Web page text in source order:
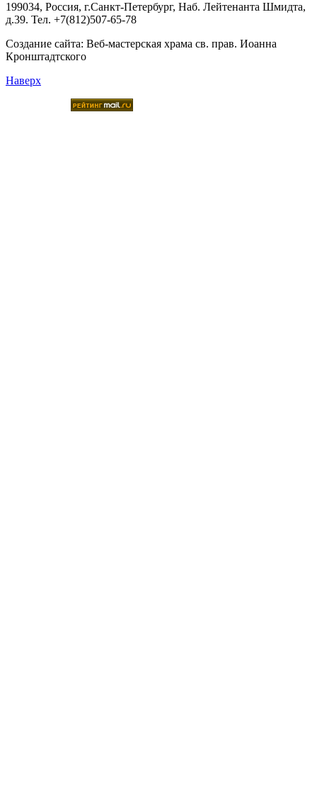
199034, Россия, г.Санкт-Петербург, Наб. Лейтенанта Шмидта,
д.39. Тел. +7(812)507-65-78
Создание сайта: Веб-мастерская храма св. прав. Иоанна
Кронштадтского
Наверх